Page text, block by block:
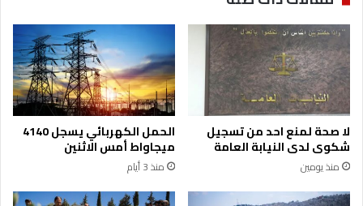
ص
ص
ة
ل
ت
ط
و
ي
ر
م
ص
ح
ف
ي
ي
ن
ي
ب
ح
لا صحة لمنع احد من تسجيل
شكوى لدى النيابة العامة
منذ يومين
الحمل الكهربائي يسجل 4140
ميجاواط أمس الاثنين
منذ 3 أيام